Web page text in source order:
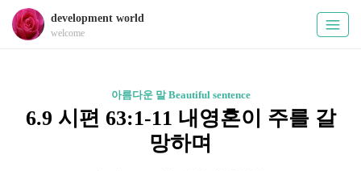
development world
welcome
아름다운 말 Beautiful sentence
6.9 시편 63:1-11 내영혼이 주를 갈
망하며